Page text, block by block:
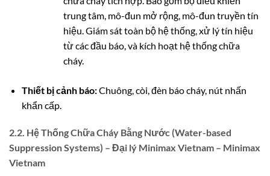
trung tâm, mô-đun mở rộng, mô-đun truyền tín
hiệu. Giám sát toàn bộ hệ thống, xử lý tín hiệu
từ các đầu báo, và kích hoạt hệ thống chữa
cháy.
Thiết bị cảnh báo:Chuông, còi, đèn báo cháy, nút nhấn
khẩn cấp.
2.2. Hệ Thống Chữa Cháy Bằng Nước (Water-based
Suppression Systems) – Đại lý Minimax Vietnam – Minimax
Vietnam